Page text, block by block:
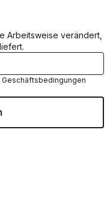
Arbeitsweise verändert,